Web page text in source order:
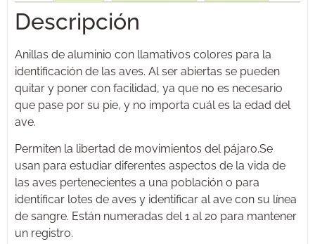
Descripción
Anillas de aluminio con llamativos colores para la
identificación de las aves. Al ser abiertas se pueden
quitar y poner con facilidad, ya que no es necesario
que pase por su pie, y no importa cuál es la edad del
ave.
Permiten la libertad de movimientos del pájaro.Se
usan para estudiar diferentes aspectos de la vida de
las aves pertenecientes a una población o para
identificar lotes de aves y identificar al ave con su línea
de sangre. Están numeradas del 1 al 20 para mantener
un registro.